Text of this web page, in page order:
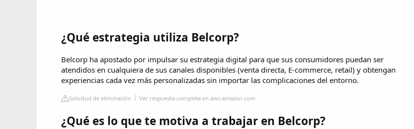
¿Qué estrategia utiliza Belcorp?
Belcorp ha apostado por impulsar su estrategia digital para que sus consumidores puedan ser
atendidos en cualquiera de sus canales disponibles (venta directa, E-commerce, retail) y obtengan
experiencias cada vez más personalizadas sin importar las complicaciones del entorno.
Solicitud de eliminación Ver respuesta completa en aws.amazon.com
¿Qué es lo que te motiva a trabajar en Belcorp?